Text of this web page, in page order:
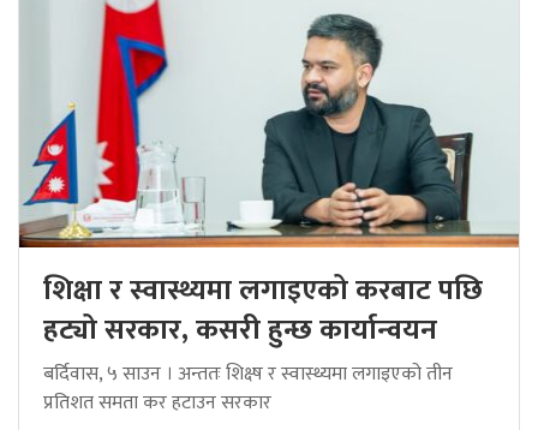
शिक्षा र स्वास्थ्यमा लगाइएको करबाट पछि
हट्यो सरकार, कसरी हुन्छ कार्यान्वयन
बर्दिवास, ५ साउन । अन्ततः शिक्ष्ष र स्वास्थ्यमा लगाइएको तीन
प्रतिशत समता कर हटाउन सरकार